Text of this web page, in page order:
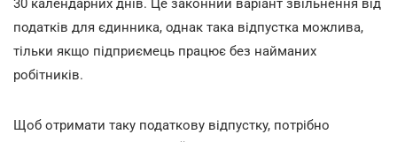
30 календарних днів. Це законний варіант звільнення від
податків для єдинника, однак така відпустка можлива,
тільки якщо підприємець працює без найманих
робітників.
Щоб отримати таку податкову відпустку, потрібно